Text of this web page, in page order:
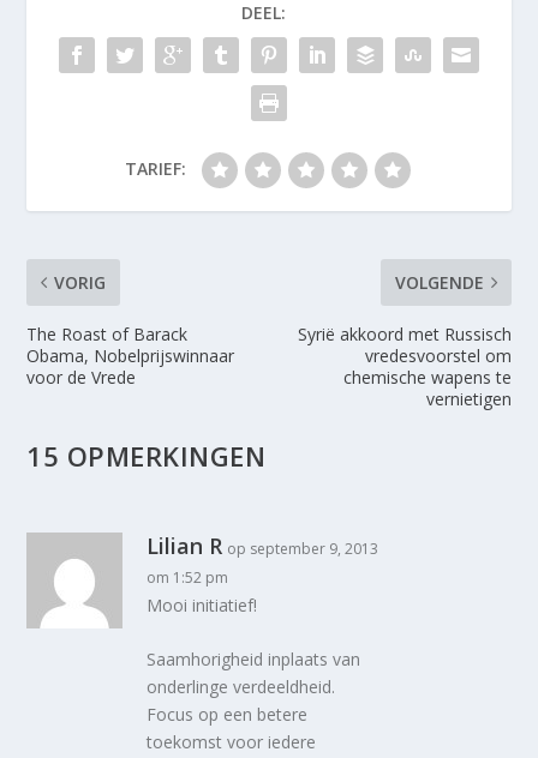
DEEL:
TARIEF:
VORIG
The Roast of Barack
Obama, Nobelprijswinnaar
voor de Vrede
VOLGENDE
Syrië akkoord met Russisch
vredesvoorstel om
chemische wapens te
vernietigen
15 OPMERKINGEN
Lilian R op september 9, 2013
om 1:52 pm
Mooi initiatief!
Saamhorigheid inplaats van
onderlinge verdeeldheid.
Focus op een betere
toekomst voor iedere